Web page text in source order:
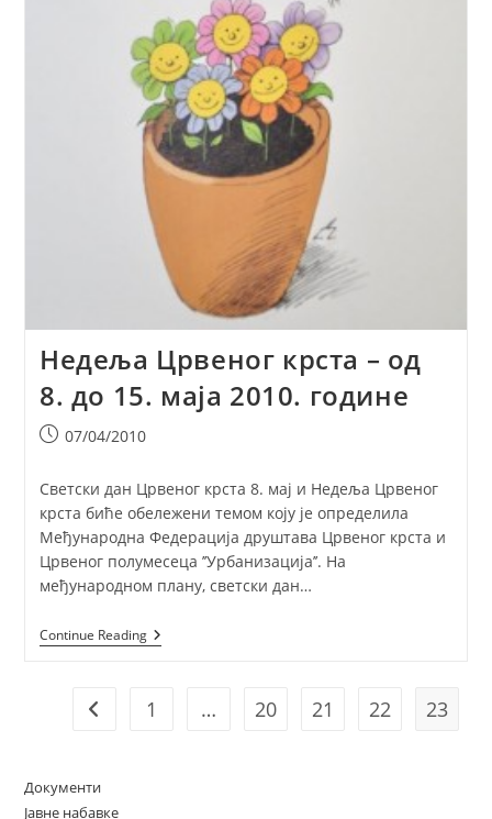
Недеља Црвеног крста – од
8. до 15. маја 2010. године
Post07/04/2010
Светски дан Црвеног крста 8. мај и Недеља Црвеног
крста биће обележени темом коју је определила
Међународна Федерација друштава Црвеног крста и
Црвеног полумесеца ’’Урбанизација’’. На
међународном плану, светски дан…
Continue ReadingНедеља
Црвеног
Од
8.
Go to the previous page
1 … 20 21 22 23
Документи
Јавне набавке